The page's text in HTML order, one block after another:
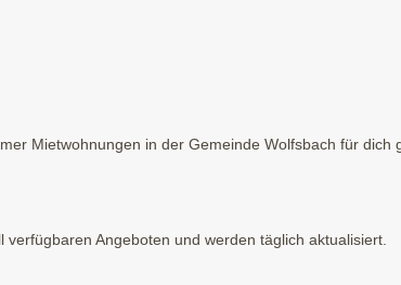
Mietwohnungen in der Gemeinde Wolfsbach für dich
Angeboten und werden täglich aktualisiert.